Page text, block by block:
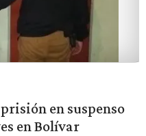
en suspenso
en Bolívar